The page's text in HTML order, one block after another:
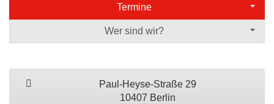
Termine
Wer sind wir?
Paul-Heyse-Straße 29
10407 Berlin